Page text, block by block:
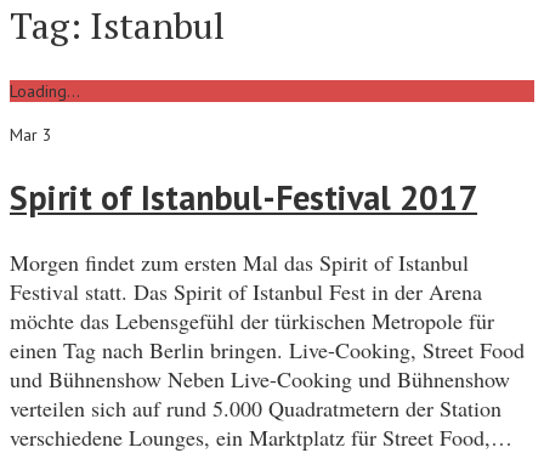
Tag: Istanbul
Loading...
Mar 3
Spirit of Istanbul-Festival 2017
Morgen findet zum ersten Mal das Spirit of Istanbul
Festival statt. Das Spirit of Istanbul Fest in der Arena
möchte das Lebensgefühl der türkischen Metropole für
einen Tag nach Berlin bringen. Live-Cooking, Street Food
und Bühnenshow Neben Live-Cooking und Bühnenshow
verteilen sich auf rund 5.000 Quadratmetern der Station
verschiedene Lounges, ein Marktplatz für Street Food,…